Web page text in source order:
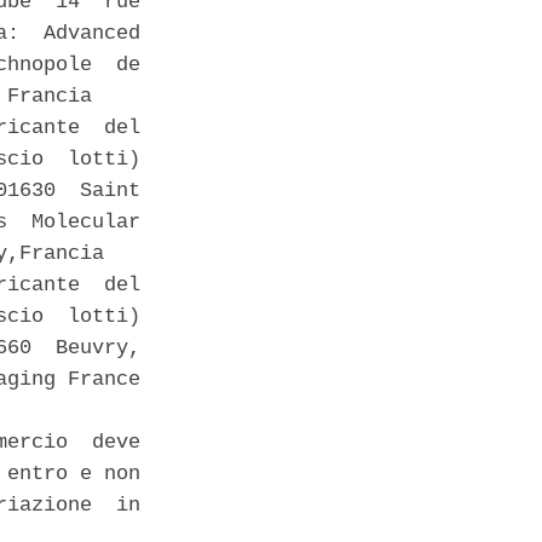
Advanced
de
del
lotti)
Saint
Molecular
del
lotti)
Beuvry,
France
deve
e non
in